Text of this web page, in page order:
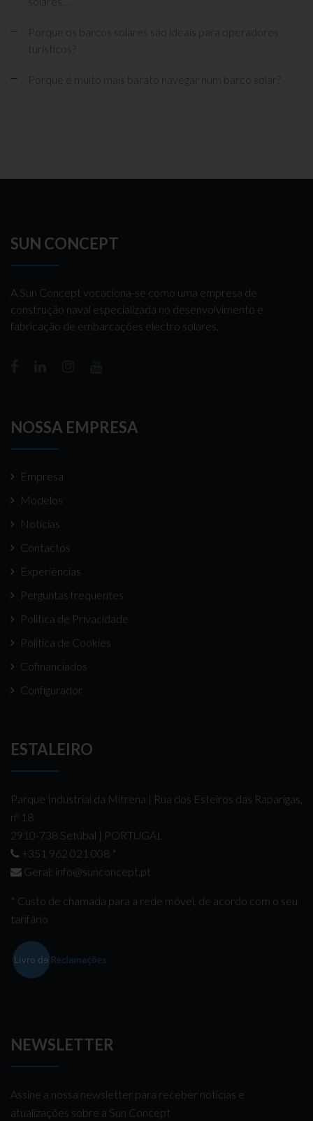
Porque os barcos solares são ideais para operadores
turísticos?
Porque é muito mais barato navegar num barco solar?
SUN CONCEPT
A Sun Concept vocaciona-se como uma empresa de
construção naval especializada no desenvolvimento e
fabricação de embarcações electro solares,
NOSSA EMPRESA
Empresa
Modelos
Notícias
Contactos
Experiências
Perguntas frequentes
Politica de Privacidade
Politica de Cookies
Cofinanciados
Configurador
ESTALEIRO
Parque Industrial da Mitrena | Rua dos Esteiros das Raparigas,
nº 18
2910-738 Setúbal | PORTUGAL
+351 962 021 008 *
Geral: info@sunconcept.pt
* Custo de chamada para a rede móvel, de acordo com o seu
tarifário
NEWSLETTER
Assine a nossa newsletter para receber notícias e
atualizações sobre a Sun Concept